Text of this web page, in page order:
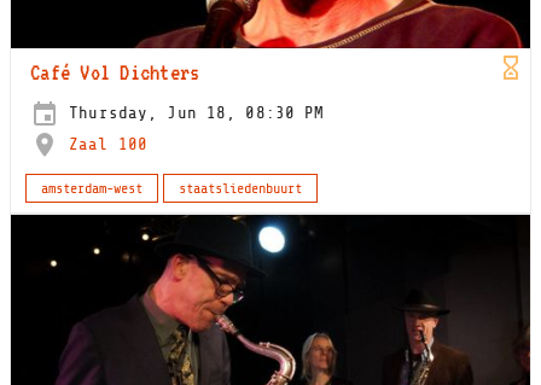
Café Vol Dichters
Thursday, Jun 18, 08:30 PM
Zaal 100
amsterdam-west staatsliedenbuurt